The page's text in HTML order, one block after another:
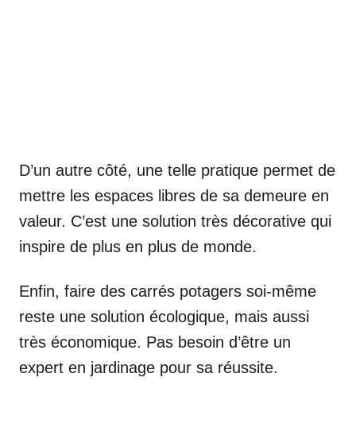
D’un autre côté, une telle pratique permet de
mettre les espaces libres de sa demeure en
valeur. C’est une solution très décorative qui
inspire de plus en plus de monde.
Enfin, faire des carrés potagers soi-même
reste une solution écologique, mais aussi
très économique. Pas besoin d’être un
expert en jardinage pour sa réussite.